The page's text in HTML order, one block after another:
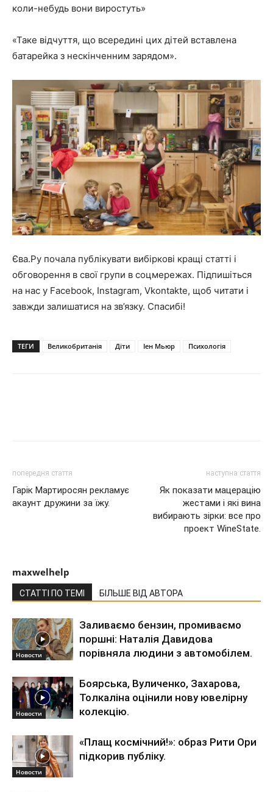
коли-небудь вони виростуть»
«Таке відчуття, що всередині цих дітей вставлена
батарейка з нескінченним зарядом».
Єва.Ру почала публікувати вибіркові кращі статті і
обговорення в свої групи в соцмережах. Підпишіться
на нас у Facebook, Instagram, Vkontakte, щоб читати і
завжди залишатися на зв’язку. Спасибі!
ТЕГИ Великобританія Діти Іен Мьюр Психологія
попередня стаття
Гарік Мартиросян рекламує
акаунт дружини за їжу.
наступна стаття
Як показати мацерацію
жестами і які вина
вибирають зірки: все про
проект WineState.
maxwelhelp
СТАТТІ ПО ТЕМІ БІЛЬШЕ ВІД АВТОРА
Новости
Заливаємо бензин, промиваємо
поршні: Наталія Давидова
порівняла людини з автомобілем.
Новости
Боярська, Вуличенко, Захарова,
Толкаліна оцінили нову ювелірну
колекцію.
Новости
«Плащ космічний!»: образ Рити Ори
підкорив публіку.